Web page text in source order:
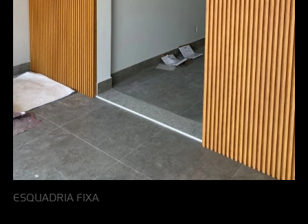
ESQUADRIA FIXA